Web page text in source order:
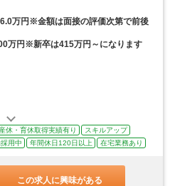
万円※金額は面接の評価次第で前後
万円※新卒は415万円～になります
産休・育休取得実績有り
スキルアップ
用中 年間休日120日以上 在宅業務あり
この求人に興味がある